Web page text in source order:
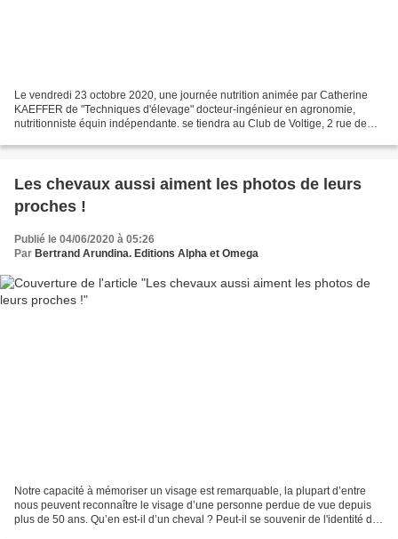
Le vendredi 23 octobre 2020, une journée nutrition animée par Catherine
KAEFFER de "Techniques d'élevage" docteur-ingénieur en agronomie,
nutritionniste équin indépendante. se tiendra au Club de Voltige, 2 rue de
Les chevaux aussi aiment les photos de leurs
proches !
Publié le 04/06/2020 à 05:26
Par Bertrand Arundina. Editions Alpha et Omega
Notre capacité à mémoriser un visage est remarquable, la plupart d’entre
nous peuvent reconnaître le visage d’une personne perdue de vue depuis
plus de 50 ans. Qu’en est-il d’un cheval ? Peut-il se souvenir de l'identité des